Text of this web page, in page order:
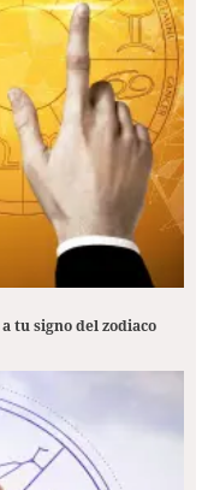
tu signo del zodiaco